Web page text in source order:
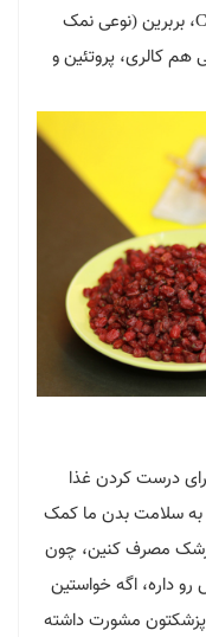
از مقدار زیادی کربوهیدرات، فیبر، ویتامین C، بربرین (نوعی نمک
هم کالری، پروتئین و
درست کردن غذا
به سلامت بدن ما کمک
مصرف کنین، چون
داره، اگه خواستین
مشورت داشته